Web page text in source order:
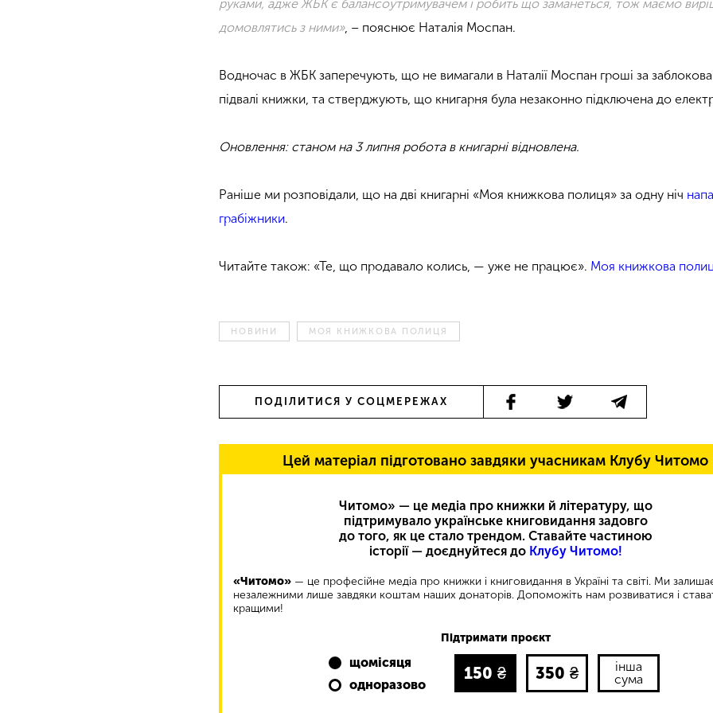
руками, адже ЖБК є балансоутримувачем і робить що заманеться, тож маємо
домовлятись з ними», – пояснює Наталія Моспан.
Водночас в ЖБК заперечують, що не вимагали в Наталії Моспан гроші за
підвалі книжки, та стверджують, що книгарня була незаконно підключена до
Оновлення: станом на 3 липня робота в книгарні відновлена.
Раніше ми розповідали, що на дві книгарні «Моя книжкова полиця» за одну ніч
грабіжники.
Читайте також: «Те, що продавало колись, — уже не працює». Моя книжкова
НОВИНИ МОЯ КНИЖКОВА ПОЛИЦЯ
ПОДІЛИТИСЯ У СОЦМЕРЕЖАХ
Цей матеріал підготовано завдяки учасникам Клубу Читомо
Читомо» — це медіа про книжки й літературу, що
підтримувало українське книговидання задовго
до того, як це стало трендом. Ставайте частиною
історії — доєднуйтеся до Клубу Читомо!
«Читомо» — це професійне медіа про книжки і книговидання в Україні та світі. Ми
незалежними лише завдяки коштам наших донаторів. Допоможіть нам розвиватися і
кращими!
Підтримати проєкт
щомісяця
одноразово
150 ₴ 350 ₴
інша
сума